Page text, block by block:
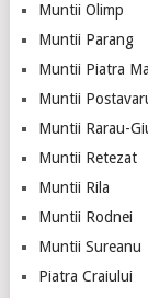
Muntii Olimp
Muntii Parang
Muntii Piatra
Muntii
Muntii Rarau-
Muntii Retezat
Muntii Rila
Muntii Rodnei
Muntii Sureanu
Piatra Craiului